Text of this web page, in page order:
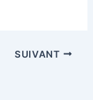
SUIVANT